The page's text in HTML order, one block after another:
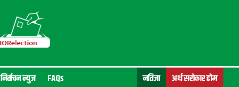
नतिजा अर्थ सरोकार होम
निर्वाचन न्युज FAQs